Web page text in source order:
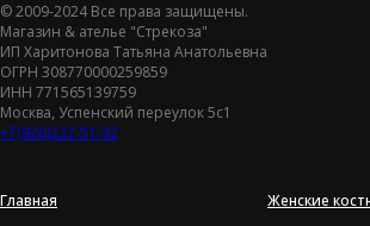
© 2009-2024 Все права защищены.
Магазин & ателье "Стрекоза"
ИП Харитонова Татьяна Анатольевна
ОГРН 308770000259859
ИНН 771565139759
Москва, Успенский переулок 5с1
+7(926)232-51-32
Главная
Женские